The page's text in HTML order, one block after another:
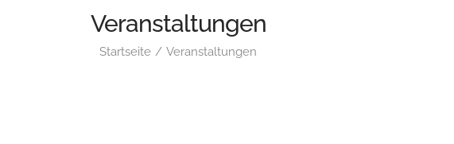
Veranstaltungen
Startseite Veranstaltungen